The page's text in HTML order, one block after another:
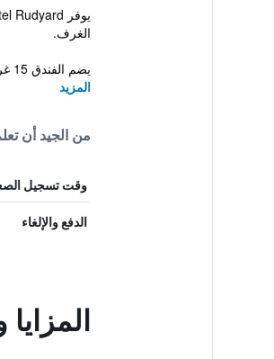
الغرف.
يضم الفندق 15 غرفة مجهزة بشكل جيد...
المزيد
من الجيد أن
وقت تسجيل
الدفع والإلغاء